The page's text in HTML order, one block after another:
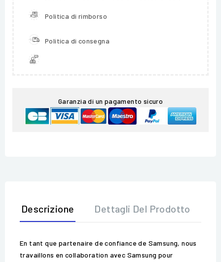
Politica di rimborso
Politica di consegna
Garanzia di un pagamento sicuro
Descrizione Dettagli Del Prodotto
En tant que partenaire de confiance de Samsung, nous
travaillons en collaboration avec Samsung pour